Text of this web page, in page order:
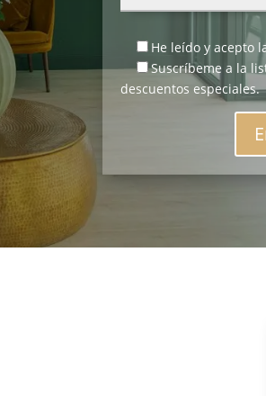
He leído y acepto
Suscríbeme a la
descuentos especiales.